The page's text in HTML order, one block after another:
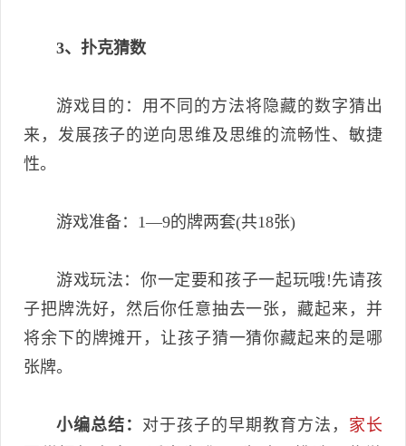
3、扑克猜数
游戏目的：用不同的方法将隐藏的数字猜出
来，发展孩子的逆向思维及思维的流畅性、敏捷
性。
游戏准备：1—9的牌两套(共18张)
游戏玩法：你一定要和孩子一起玩哦!先请孩
子把牌洗好，然后你任意抽去一张，藏起来，并
将余下的牌摊开，让孩子猜一猜你藏起来的是哪
张牌。
小编总结： 对于孩子的早期教育方法， 家长